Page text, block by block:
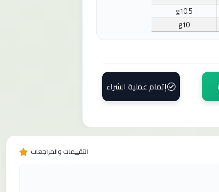
10.5
g
10
g
إتمام عملية الشراء
التقييمات والمراجعات